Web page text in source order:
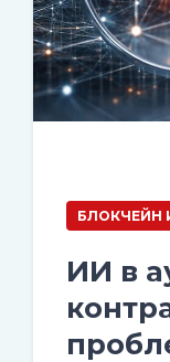
БЛОКЧЕЙН
ИИ в